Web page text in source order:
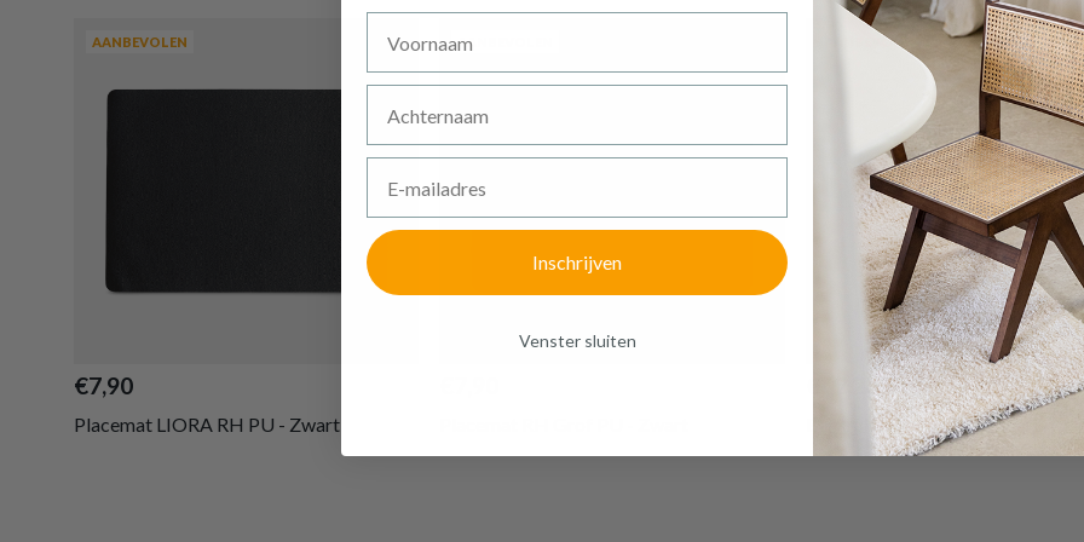
Meer
AANBEVOLEN
€7,90
Placemat LIORA RH PU - Zwart
AANBEVOLEN AANBEVOLEN
€62,20
Barkruk MARIKO PU zwart
PLACEMAT CROCO PU ZWART
Prijs per stuk, incl. btw en excl. verzendkosten
GA NAAR WINKELMANDJE of verder winkelen
Inschrijven
Venster sluiten